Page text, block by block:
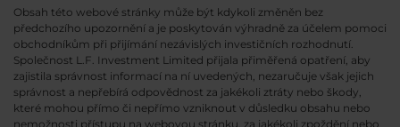
Obsah této webové stránky může být kdykoli změněn bez
předchozího upozornění a je poskytován výhradně za účelem pomoci
obchodníkům při přijímání nezávislých investičních rozhodnutí.
Společnost L.F. Investment Limited přijala přiměřená opatření, aby
zajistila správnost informací na ní uvedených, nezaručuje však jejich
správnost a nepřebírá odpovědnost za jakékoli ztráty nebo škody,
které mohou přímo či nepřímo vzniknout v důsledku obsahu nebo
nemožnosti přístupu na webovou stránku, za jakékoli zpoždění nebo